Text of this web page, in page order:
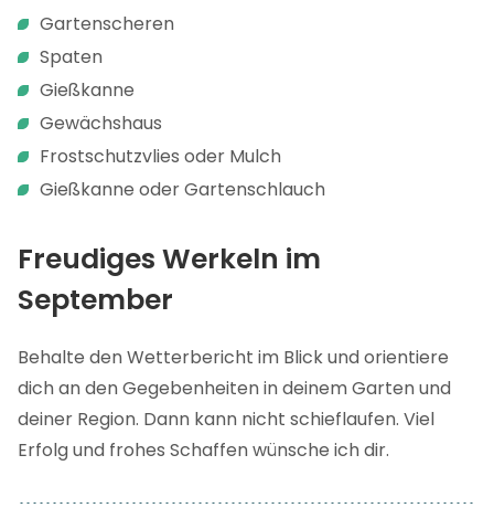
Gartenscheren
Spaten
Gießkanne
Gewächshaus
Frostschutzvlies oder Mulch
Gießkanne oder Gartenschlauch
Freudiges Werkeln im
September
Behalte den Wetterbericht im Blick und orientiere
dich an den Gegebenheiten in deinem Garten und
deiner Region. Dann kann nicht schieflaufen. Viel
Erfolg und frohes Schaffen wünsche ich dir.